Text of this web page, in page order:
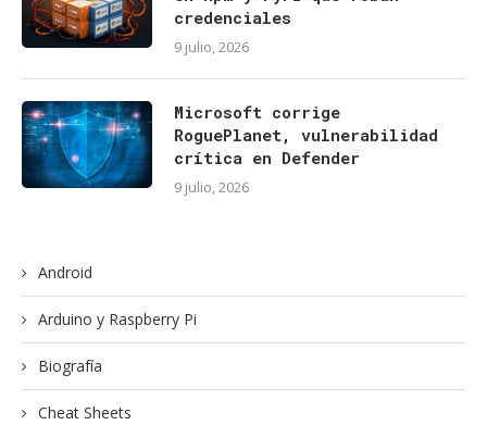
credenciales
9 julio, 2026
Microsoft corrige
RoguePlanet, vulnerabilidad
crítica en Defender
9 julio, 2026
Android
Arduino y Raspberry Pi
Biografía
Cheat Sheets